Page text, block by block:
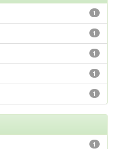
1
1
1
1
1
1